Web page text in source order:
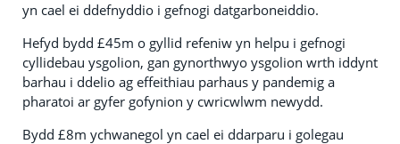
yn cael ei ddefnyddio i gefnogi datgarboneiddio.
Hefyd bydd £45m o gyllid refeniw yn helpu i gefnogi
cyllidebau ysgolion, gan gynorthwyo ysgolion wrth iddynt
barhau i ddelio ag effeithiau parhaus y pandemig a
pharatoi ar gyfer gofynion y cwricwlwm newydd.
Bydd £8m ychwanegol yn cael ei ddarparu i golegau